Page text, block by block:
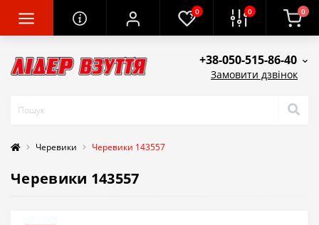
0 0 0
+38-050-515-86-40
Замовити дзвінок
Черевики Черевики 143557
Черевики 143557